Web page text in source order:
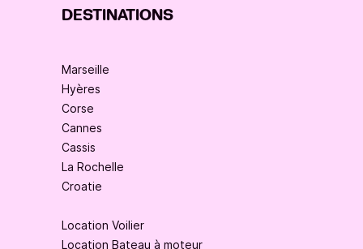
DESTINATIONS
Marseille
Hyères
Corse
Cannes
Cassis
La Rochelle
Croatie
Location Voilier
Location Bateau à moteur